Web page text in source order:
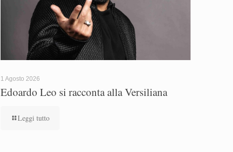
1 Agosto 2026
Edoardo Leo si racconta alla Versiliana
Leggi tutto